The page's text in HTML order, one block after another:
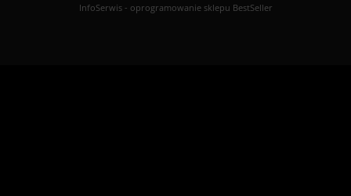
InfoSerwis- oprogramowanie sklepu BestSeller